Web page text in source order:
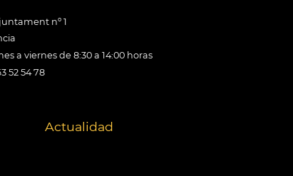
nº 1
a viernes de 8:30 a 14:00 horas
52 54 78
Actualidad